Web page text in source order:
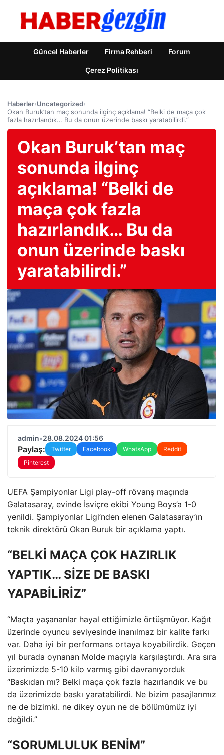
Güncel Haberler Firma Rehberi Forum
Çerez Politikası
Haberler›Uncategorized›
Okan Buruk’tan maç sonunda ilginç açıklama! “Belki de maça çok
fazla hazırlandık… Bu da onun üzerinde baskı yaratabilirdi.”
Okan Buruk’tan maç
sonunda ilginç
açıklama! “Belki de
maça çok fazla
hazırlandık… Bu da
onun üzerinde baskı
yaratabilirdi.”
admin•28.08.2024 01:56
Paylaş: Twitter Facebook WhatsApp
Reddit
Pinterest
UEFA Şampiyonlar Ligi play-off rövanş maçında
Galatasaray, evinde İsviçre ekibi Young Boys’a 1-0
yenildi. Şampiyonlar Ligi’nden elenen Galatasaray’ın
teknik direktörü Okan Buruk bir açıklama yaptı.
“BELKİ MAÇA ÇOK HAZIRLIK
YAPTIK… SİZE DE BASKI
YAPABİLİRİZ”
“Maçta yaşananlar hayal ettiğimizle örtüşmüyor. Kağıt
üzerinde oyuncu seviyesinde inanılmaz bir kalite farkı
var. Daha iyi bir performans ortaya koyabilirdik. Geçen
yıl burada oynanan Molde maçıyla karşılaştırdı. Ara sıra
üzerimizde 5-10 kilo varmış gibi davranıyorduk
“Baskıdan mı? Belki maça çok fazla hazırlandık ve bu
da üzerimizde baskı yaratabilirdi. Ne bizim pasajlarımız
ne de bizimki. ne dikey oyun ne de bölümümüz iyi
değildi.”
“SORUMLULUK BENİM”